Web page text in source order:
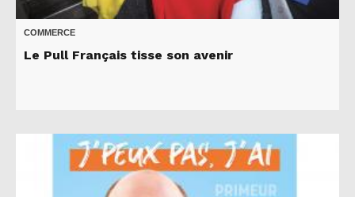
COMMERCE
Le Pull Français tisse son avenir